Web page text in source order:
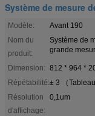
Système de mesure
Modèle:
Avant 190
Nom du
produit:
Système de
grande
Dimension: 812 * 964 *
Répétabilité:± 3 （
Résolution
d'affichage:
0,1um